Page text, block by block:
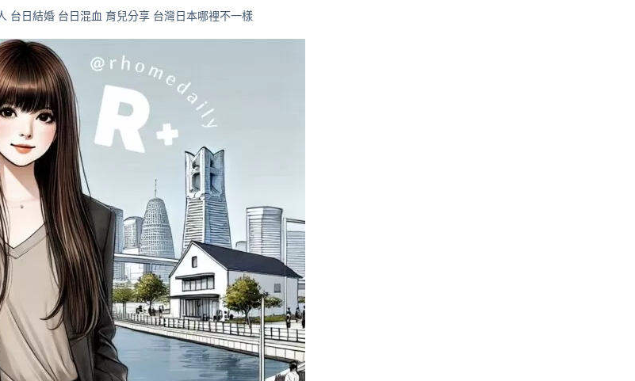
台日結婚 台日混血 育兒分享 台灣日本哪裡不一樣